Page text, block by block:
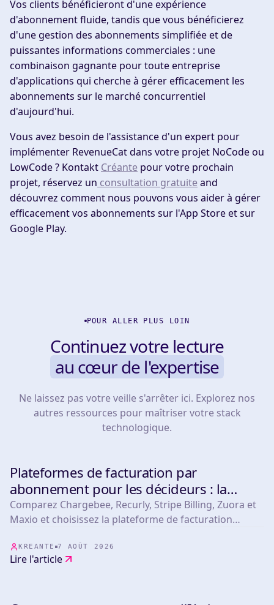
Vos clients bénéficieront d'une expérience
d'abonnement fluide, tandis que vous bénéficierez
d'une gestion des abonnements simplifiée et de
puissantes informations commerciales : une
combinaison gagnante pour toute entreprise
d'applications qui cherche à gérer efficacement les
abonnements sur le marché concurrentiel
d'aujourd'hui.
Vous avez besoin de l'assistance d'un expert pour
implémenter RevenueCat dans votre projet NoCode ou
LowCode ? Kontakt Créante pour votre prochain
projet, réservez un consultation gratuiteand
découvrez comment nous pouvons vous aider à gérer
efficacement vos abonnements sur l'App Store et sur
Google Play.
POUR ALLER PLUS LOIN
Continuez votre lecture
au cœur de l'expertise
Ne laissez pas votre veille s'arrêter ici. Explorez nos
autres ressources pour maîtriser votre stack
technologique.
Plateformes de facturation par
abonnement pour les décideurs : la
sélection 2026
Comparez Chargebee, Recurly, Stripe Billing, Zuora et
Maxio et choisissez la plateforme de facturation
KREANTE 7 AOÛT 2026
Lire l'article